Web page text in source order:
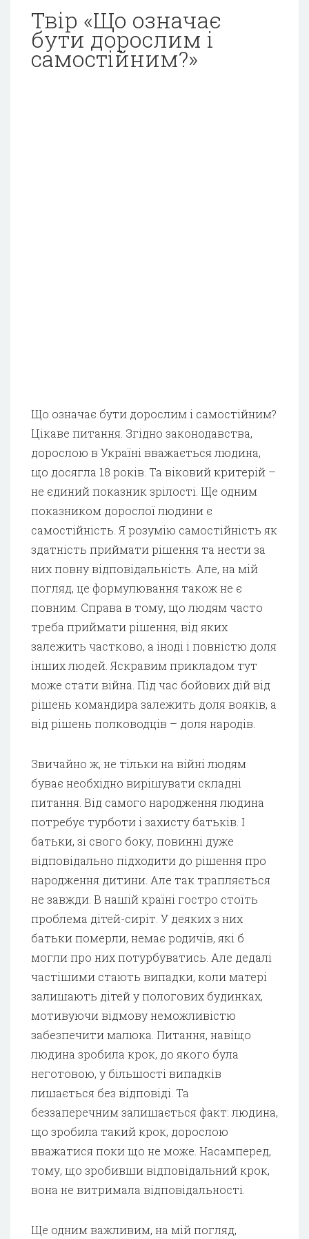
Твір «Що означає
бути дорослим i
самостійним?»
Що означає бути дорослим і самостійним?
Цікаве питання. Згідно законодавства,
дорослою в Україні вважається людина,
що досягла 18 років. Та віковий критерій –
не єдиний показник зрілості. Ще одним
показником дорослої людини є
самостійність. Я розумію самостійність як
здатність приймати рішення та нести за
них повну відповідальність. Але, на мій
погляд, це формулювання також не є
повним. Справа в тому, що людям часто
треба приймати рішення, від яких
залежить частково, а іноді і повністю доля
інших людей. Яскравим прикладом тут
може стати війна. Під час бойових дій від
рішень командира залежить доля вояків, а
від рішень полководців – доля народів.
Звичайно ж, не тільки на війні людям
буває необхідно вирішувати складні
питання. Від самого народження людина
потребує турботи і захисту батьків. І
батьки, зі свого боку, повинні дуже
відповідально підходити до рішення про
народження дитини. Але так трапляється
не завжди. В нашій країні гостро стоїть
проблема дітей-сиріт. У деяких з них
батьки померли, немає родичів, які б
могли про них потурбуватись. Але дедалі
частішими стають випадки, коли матері
залишають дітей у пологових будинках,
мотивуючи відмову неможливістю
забезпечити малюка. Питання, навіщо
людина зробила крок, до якого була
неготовою, у більшості випадків
лишається без відповіді. Та
беззаперечним залишається факт: людина,
що зробила такий крок, дорослою
вважатися поки що не може. Насамперед,
тому, що зробивши відповідальний крок,
вона не витримала відповідальності.
Ще одним важливим, на мій погляд,